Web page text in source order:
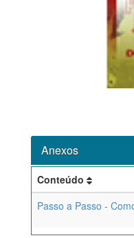
Anexos
Conteúdo
Passo a Passo -